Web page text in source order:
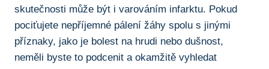
⁣skutečnosti může být i‌ varováním infarktu. Pokud
pociťujete nepříjemné pálení žáhy spolu ⁣s jinými‍
příznaky, jako⁣ je⁤ bolest na ​hrudi nebo dušnost,
neměli‌ byste ⁣to ⁢podcenit ⁤a okamžitě vyhledat